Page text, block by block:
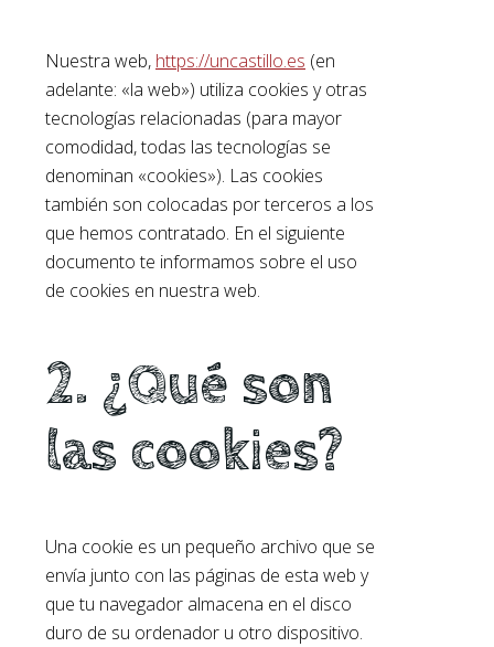
Nuestra web, https://uncastillo.es (en
adelante: «la web») utiliza cookies y otras
tecnologías relacionadas (para mayor
comodidad, todas las tecnologías se
denominan «cookies»). Las cookies
también son colocadas por terceros a los
que hemos contratado. En el siguiente
documento te informamos sobre el uso
de cookies en nuestra web.
2. ¿Qué son
las cookies?
Una cookie es un pequeño archivo que se
envía junto con las páginas de esta web y
que tu navegador almacena en el disco
duro de su ordenador u otro dispositivo.